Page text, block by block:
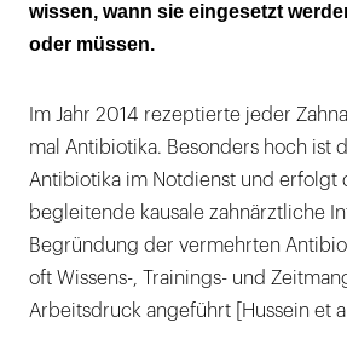
Antibiotikatherapie bei
Lokale Anwendung bei
Zähnen
Lokale Anwendung in der
Regenerative Endodontie
Prophylaktische
wissen, wann sie eingesetzt
oder müssen.
Im Jahr 2014 rezeptierte jeder
mal Antibiotika. Besonders hoch ist
Antibiotika im Notdienst und erfolgt
begleitende kausale zahnärztliche
Begründung der vermehrten
oft Wissens-, Trainings- und
Arbeitsdruck angeführt [Hussein et